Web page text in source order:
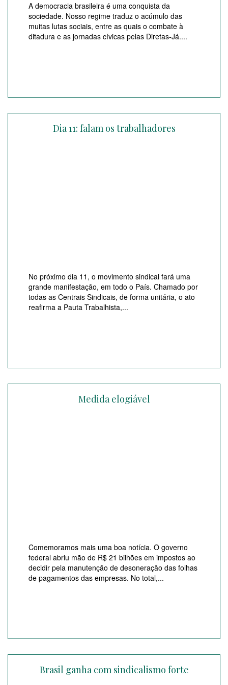
A democracia brasileira é uma conquista da
sociedade. Nosso regime traduz o acúmulo das
muitas lutas sociais, entre as quais o combate à
ditadura e as jornadas cívicas pelas Diretas-Já....
Dia 11: falam os trabalhadores
No próximo dia 11, o movimento sindical fará uma
grande manifestação, em todo o País. Chamado por
todas as Centrais Sindicais, de forma unitária, o ato
reafirma a Pauta Trabalhista,...
Medida elogiável
Comemoramos mais uma boa notícia. O governo
federal abriu mão de R$ 21 bilhões em impostos ao
decidir pela manutenção de desoneração das folhas
de pagamentos das empresas. No total,...
Brasil ganha com sindicalismo forte